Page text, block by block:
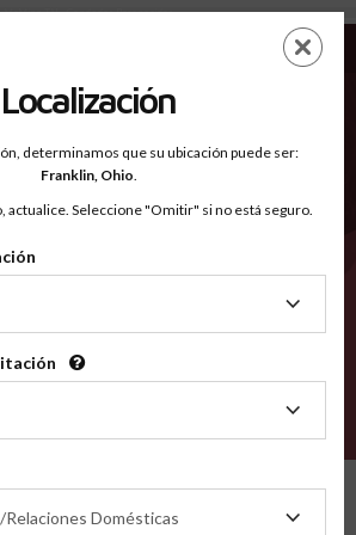
McMinn TN - Condados Reconocidos
EN
Reconocidos
2600
Localización
determinamos que su ubicación puede ser:
Franklin, Ohio.
actualice. Seleccione "Omitir" si no está seguro.
Relaciones Domésticas